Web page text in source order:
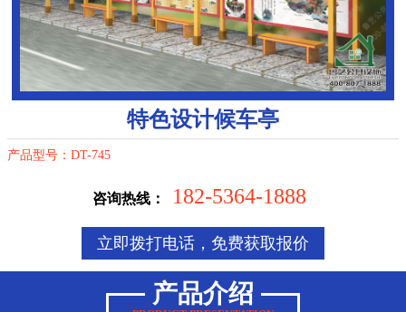
特色设计候车亭
产品型号：DT-745
咨询热线： 182-5364-1888
立即拨打电话，免费获取报价
产品介绍